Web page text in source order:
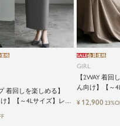
着回しを楽しめる】
け】【～4Lサイズ】レイ
ンツセットアップロン
格
GIRL
【2WAY 着回
ん向け】【～
ング結婚式ワ
SALE会員価格
¥ 12,900